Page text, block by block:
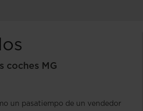
coches MG
un pasatiempo de un vendedor